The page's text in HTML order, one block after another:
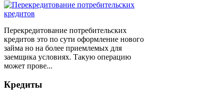
Перекредитование потребительских
кредитов это по сути оформление нового
займа но на более приемлемых для
заемщика условиях. Такую операцию
может прове...
Кредиты